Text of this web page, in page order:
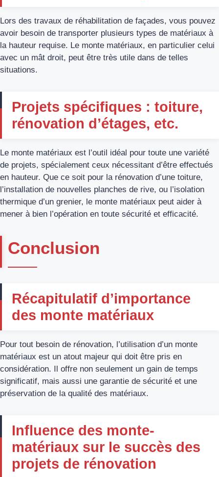
Lors des travaux de réhabilitation de façades, vous pouvez
avoir besoin de transporter plusieurs types de matériaux à
la hauteur requise. Le monte matériaux, en particulier celui
avec un mât droit, peut être très utile dans de telles
situations.
Projets spécifiques : toiture,
rénovation d’étages, etc.
Le monte matériaux est l’outil idéal pour toute une variété
de projets, spécialement ceux nécessitant d’être effectués
en hauteur. Que ce soit pour la rénovation d’une toiture,
l’installation de nouvelles planches de rive, ou l’isolation
thermique d’un grenier, le monte matériaux peut aider à
mener à bien l’opération en toute sécurité et efficacité.
Conclusion
Récapitulatif d’importance
des monte matériaux
Pour tout besoin de rénovation, l’utilisation d’un monte
matériaux est un atout majeur qui doit être pris en
considération. Il offre non seulement un gain de temps
significatif, mais aussi une garantie de sécurité et une
préservation de la qualité des matériaux.
Influence des monte-
matériaux sur le succès des
projets de rénovation